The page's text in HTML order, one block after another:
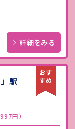
詳細をみる
駅
円）